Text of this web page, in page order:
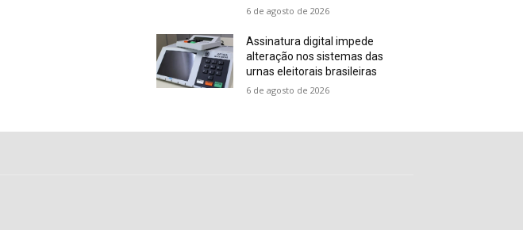
6 de agosto de 2026
Assinatura digital impede
alteração nos sistemas das
urnas eleitorais brasileiras
6 de agosto de 2026